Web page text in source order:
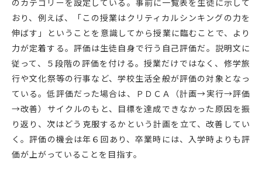
おり、例えば、「この授業はクリティカルシンキングの力を
伸ばす」ということを意識してから授業に臨むことで、より
力が定着する。評価は生徒自身で行う自己評価だ。説明文に
従って、５段階の評価を付ける。授業だけではなく、修学旅
行や文化祭等の行事など、学校生活全般が評価の対象となっ
ている。低評価だった場合は、ＰＤＣＡ（計画→実行→評価
→改善）サイクルのもと、目標を達成できなかった原因を振
り返り、次はどう克服するかという計画を立て、改善してい
く。評価の機会は年６回あり、卒業時には、入学時よりも評
価が上がっていることを目指す。